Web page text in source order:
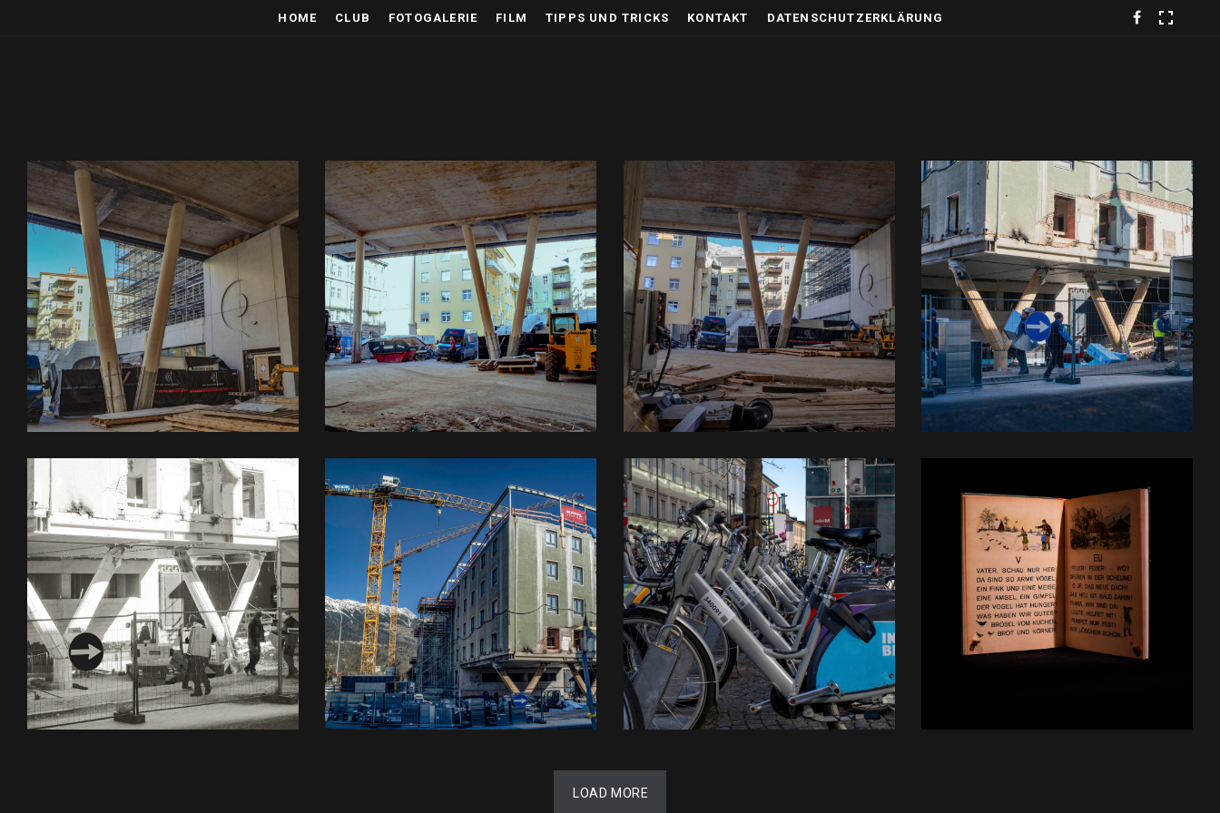
HOME CLUB FOTOGALERIE FILM TIPPS UND TRICKS KONTAKT DATENSCHUTZERKLÄRUNG
LOAD MORE